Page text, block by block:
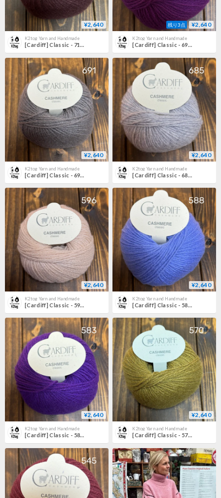
¥2,640
K2tog Yarn and Handmade
[Cardiff] Classic - 718 (Buthan)
残り3点 ¥2,640
K2tog Yarn and Handmade
[Cardiff] Classic - 695 (Jasper)
¥2,640
K2tog Yarn and Handmade
[Cardiff] Classic - 691 (Sherpa)
¥2,640
K2tog Yarn and Handmade
[Cardiff] Classic - 685 (Pomice)
¥2,640
K2tog Yarn and Handmade
[Cardiff] Classic - 596 (Saki)
¥2,640
K2tog Yarn and Handmade
[Cardiff] Classic - 588 (Persian)
¥2,640
K2tog Yarn and Handmade
[Cardiff] Classic - 583 (Matador)
¥2,640
K2tog Yarn and Handmade
[Cardiff] Classic - 570 (Yatay)